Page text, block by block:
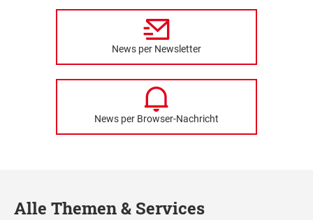
News per Newsletter
News per Browser-Nachricht
Alle Themen & Services